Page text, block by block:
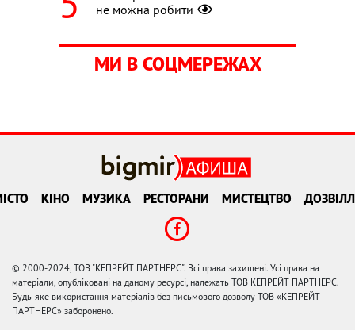
не можна робити
МИ В СОЦМЕРЕЖАХ
КІНО МУЗИКА РЕСТОРАНИ МИСТЕЦТВО
© 2000-2024, ТОВ "КЕПРЕЙТ ПАРТНЕРС". Всі права захищені. Усі права на
матеріали, опубліковані на даному ресурсі, належать ТОВ КЕПРЕЙТ ПАРТНЕРС.
Будь-яке використання матеріалів без письмового дозволу ТОВ «КЕПРЕЙТ
ПАРТНЕРС» заборонено.